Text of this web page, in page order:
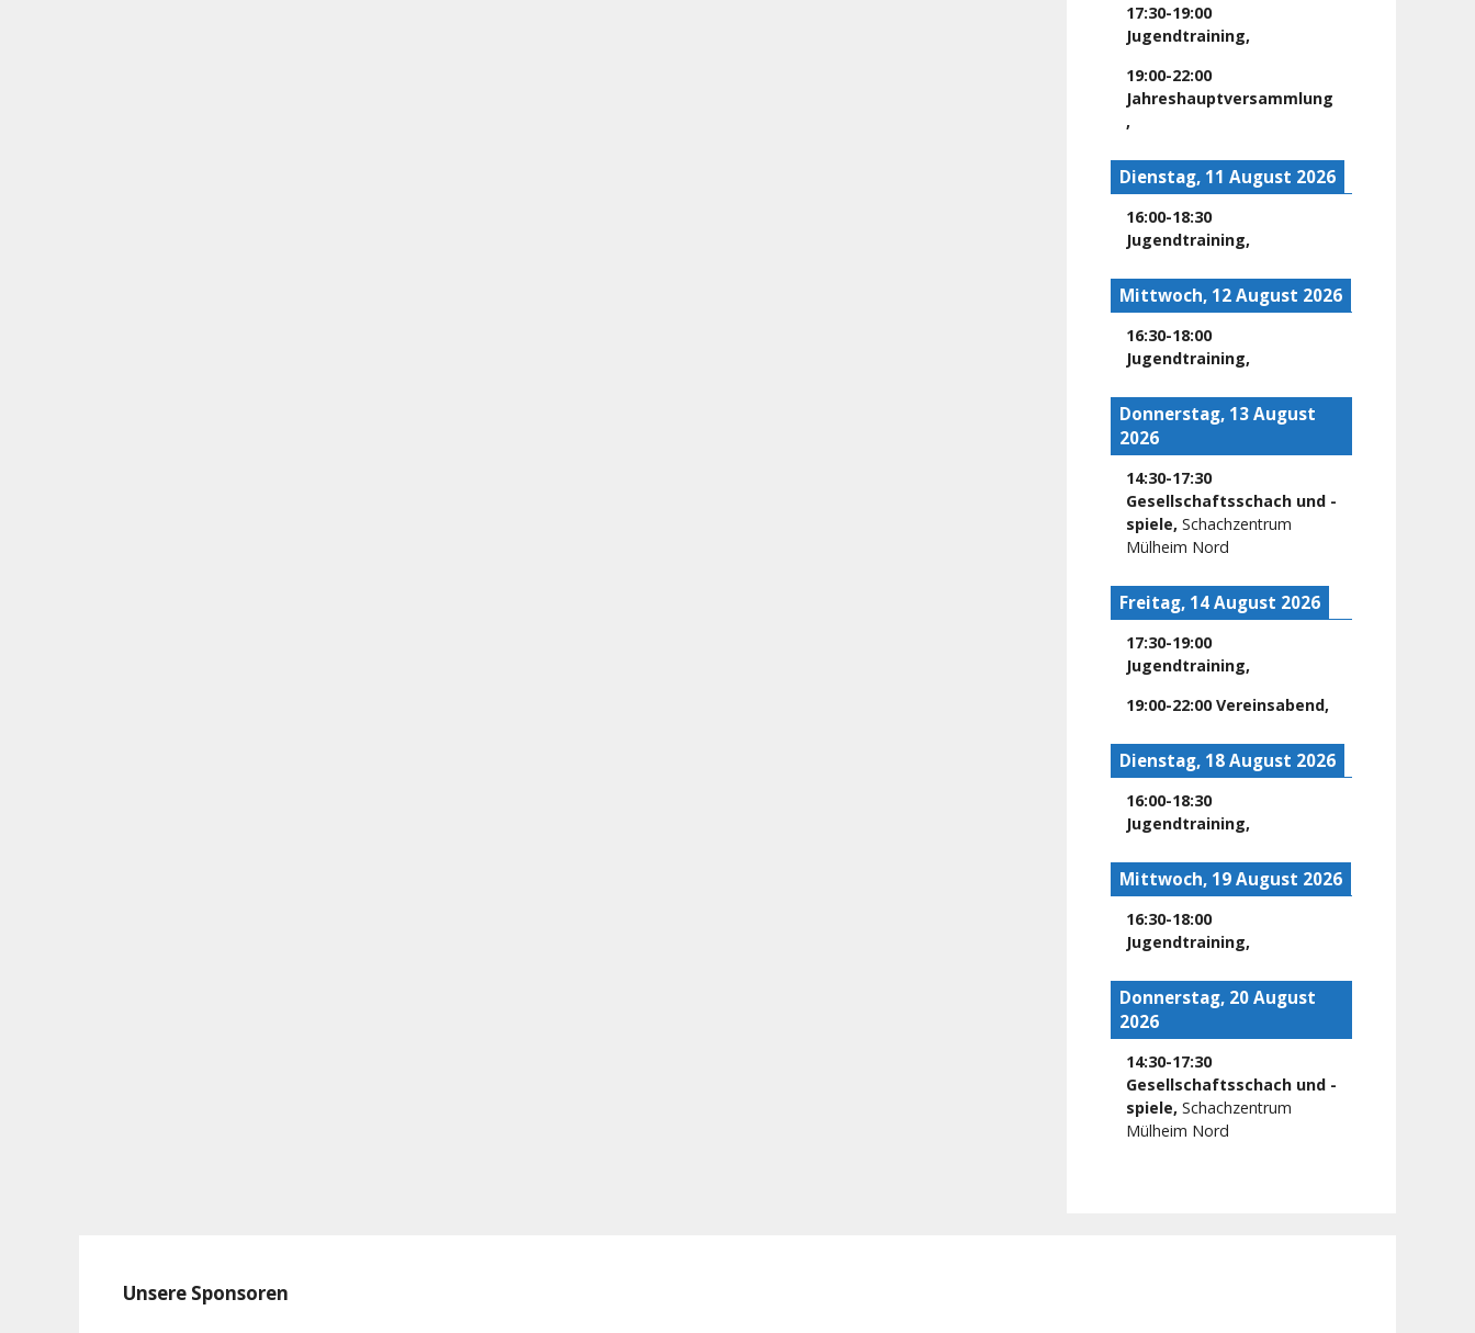
17:30-19:00
Jugendtraining,
19:00-22:00
Jahreshauptversammlung
,
Dienstag, 11 August 2026
16:00-18:30
Jugendtraining,
Mittwoch, 12 August 2026
16:30-18:00
Jugendtraining,
Donnerstag, 13 August
2026
14:30-17:30
Gesellschaftsschach und -
spiele, Schachzentrum
Mülheim Nord
Freitag, 14 August 2026
17:30-19:00
Jugendtraining,
19:00-22:00 Vereinsabend,
Dienstag, 18 August 2026
16:00-18:30
Jugendtraining,
Mittwoch, 19 August 2026
16:30-18:00
Jugendtraining,
Donnerstag, 20 August
2026
14:30-17:30
Gesellschaftsschach und -
spiele, Schachzentrum
Mülheim Nord
Unsere Sponsoren